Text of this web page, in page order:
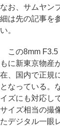
なお、サムヤン
細は先の記事を
い。
この8mm F3.5
もに新東京物産
在、国内で正規
となっている。
イズにも対応し
サイズ相当の撮
たデジタル一眼